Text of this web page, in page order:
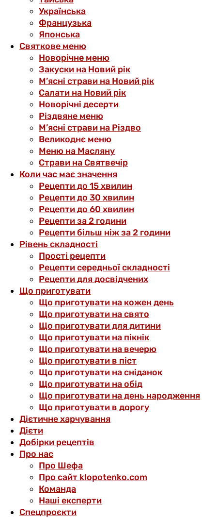
Українська
Французька
Японська
Святкове меню
Новорічне меню
Закуски на Новий рік
М’ясні страви на Новий рік
Салати на Новий рік
Новорічні десерти
Різдвяне меню
М’ясні страви на Різдво
Великоднє меню
Меню на Масляну
Страви на Святвечір
Коли час має значення
Рецепти до 15 хвилин
Рецепти до 30 хвилин
Рецепти до 60 хвилин
Рецепти за 2 години
Рецепти більш ніж за 2 години
Рівень складності
Прості рецепти
Рецепти середньої складності
Рецепти для досвідчених
Що приготувати
Що приготувати на кожен день
Що приготувати на свято
Що приготувати для дитини
Що приготувати на пікнік
Що приготувати на вечерю
Що приготувати в піст
Що приготувати на сніданок
Що приготувати на обід
Що приготувати на день народження
Що приготувати в дорогу
Дієтичне харчування
Дієти
Добірки рецептів
Про нас
Про Шефа
Про сайт klopotenko.com
Команда
Наші експерти
Спецпроєкти